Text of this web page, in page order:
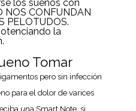
los sueños con
NOS CONFUNDAN
PELOTUDOS.
la
Tomar
pero sin infección
para el dolor de varices
una Smart Note, si